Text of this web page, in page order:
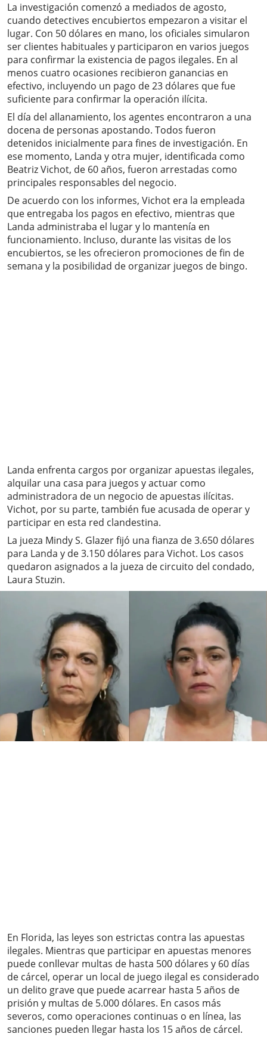
La investigación comenzó a mediados de agosto,
cuando detectives encubiertos empezaron a visitar el
lugar. Con 50 dólares en mano, los oficiales simularon
ser clientes habituales y participaron en varios juegos
para confirmar la existencia de pagos ilegales. En al
menos cuatro ocasiones recibieron ganancias en
efectivo, incluyendo un pago de 23 dólares que fue
suficiente para confirmar la operación ilícita.
El día del allanamiento, los agentes encontraron a una
docena de personas apostando. Todos fueron
detenidos inicialmente para fines de investigación. En
ese momento, Landa y otra mujer, identificada como
Beatriz Vichot, de 60 años, fueron arrestadas como
principales responsables del negocio.
De acuerdo con los informes, Vichot era la empleada
que entregaba los pagos en efectivo, mientras que
Landa administraba el lugar y lo mantenía en
funcionamiento. Incluso, durante las visitas de los
encubiertos, se les ofrecieron promociones de fin de
semana y la posibilidad de organizar juegos de bingo.
Landa enfrenta cargos por organizar apuestas ilegales,
alquilar una casa para juegos y actuar como
administradora de un negocio de apuestas ilícitas.
Vichot, por su parte, también fue acusada de operar y
participar en esta red clandestina.
La jueza Mindy S. Glazer fijó una fianza de 3.650 dólares
para Landa y de 3.150 dólares para Vichot. Los casos
quedaron asignados a la jueza de circuito del condado,
Laura Stuzin.
En Florida, las leyes son estrictas contra las apuestas
ilegales. Mientras que participar en apuestas menores
puede conllevar multas de hasta 500 dólares y 60 días
de cárcel, operar un local de juego ilegal es considerado
un delito grave que puede acarrear hasta 5 años de
prisión y multas de 5.000 dólares. En casos más
severos, como operaciones continuas o en línea, las
sanciones pueden llegar hasta los 15 años de cárcel.